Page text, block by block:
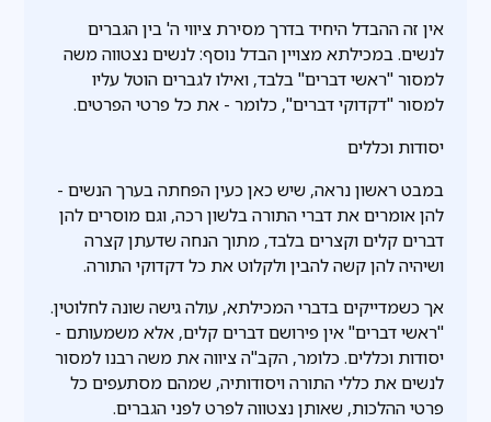
אין זה ההבדל היחיד בדרך מסירת ציווי ה' בין הגברים
לנשים. במכילתא מצויין הבדל נוסף: לנשים נצטווה משה
למסור "ראשי דברים" בלבד, ואילו לגברים הוטל עליו
למסור "דקדוקי דברים", כלומר - את כל פרטי הפרטים.
יסודות וכללים
במבט ראשון נראה, שיש כאן כעין הפחתה בערך הנשים -
להן אומרים את דברי התורה בלשון רכה, וגם מוסרים להן
דברים קלים וקצרים בלבד, מתוך הנחה שדעתן קצרה
ושיהיה להן קשה להבין ולקלוט את כל דקדוקי התורה.
אך כשמדייקים בדברי המכילתא, עולה גישה שונה לחלוטין.
"ראשי דברים" אין פירושם דברים קלים, אלא משמעותם -
יסודות וכללים. כלומר, הקב"ה ציווה את משה רבנו למסור
לנשים את כללי התורה ויסודותיה, שמהם מסתעפים כל
פרטי ההלכות, שאותן נצטווה לפרט לפני הגברים.